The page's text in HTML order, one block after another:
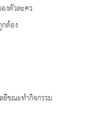
งตัวละคร
ต้อง
ยีขณะทำกิจกรรม